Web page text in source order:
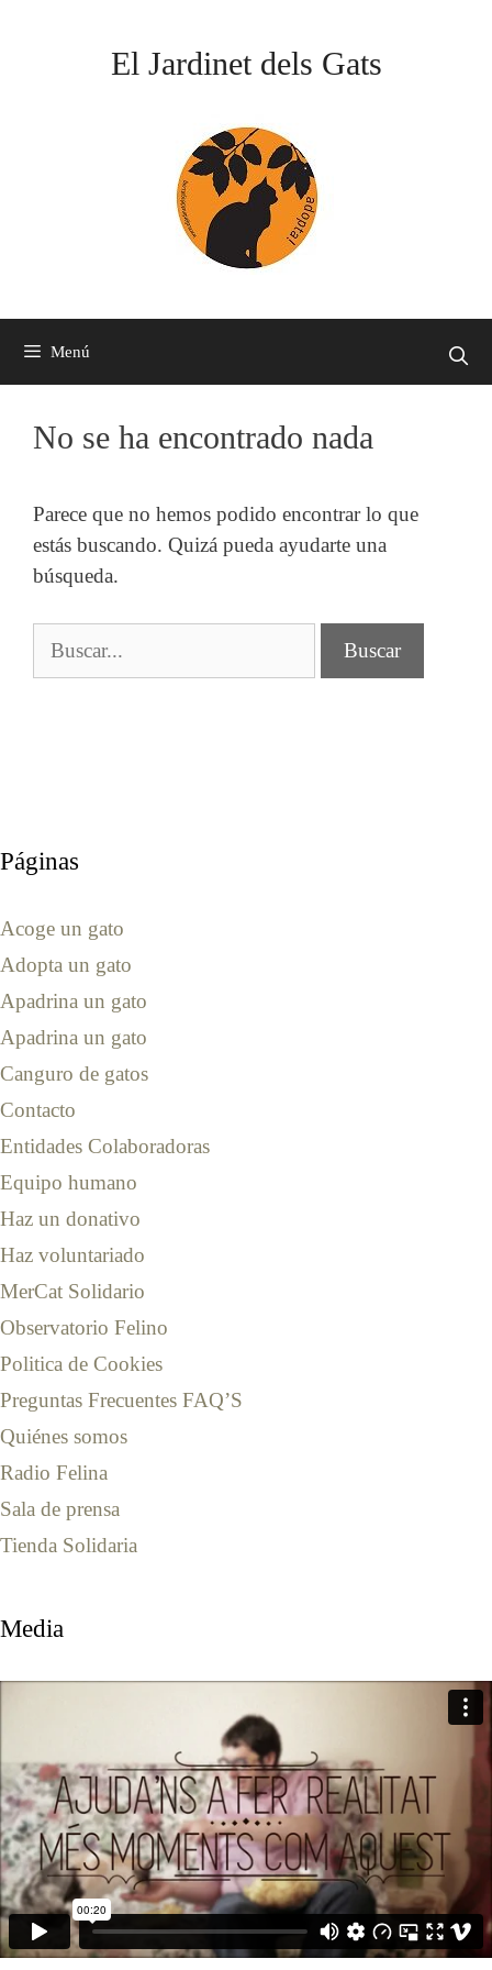
El Jardinet dels Gats
Menú
No se ha encontrado nada
Parece que no hemos podido encontrar lo que
estás buscando. Quizá pueda ayudarte una
búsqueda.
Páginas
Acoge un gato
Adopta un gato
Apadrina un gato
Apadrina un gato
Canguro de gatos
Contacto
Entidades Colaboradoras
Equipo humano
Haz un donativo
Haz voluntariado
MerCat Solidario
Observatorio Felino
Politica de Cookies
Preguntas Frecuentes FAQ’S
Quiénes somos
Radio Felina
Sala de prensa
Tienda Solidaria
Media